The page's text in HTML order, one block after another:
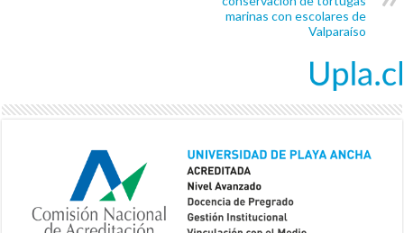
marinas con escolares de
Valparaíso